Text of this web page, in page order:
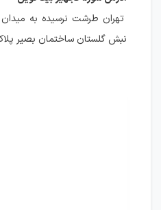
تهران طرشت نرسیده به میدان
نبش گلستان ساختمان بصیر پلاک